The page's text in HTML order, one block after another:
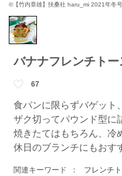
©【竹内章雄】扶桑社 haru_mi 2021年冬号
バナナフレンチトー
67
食パンに限らずバゲット
ザク切ってパウンド型に
焼きたてはもちろん、冷
休日のブランチにもおす
関連キーワード フレンチ